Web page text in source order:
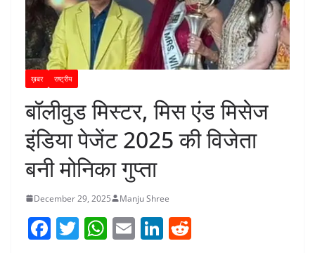
ख़बर राष्ट्रीय
बॉलीवुड मिस्टर, मिस एंड मिसेज
इंडिया पेजेंट 2025 की विजेता
बनी मोनिका गुप्ता
December 29, 2025 Manju Shree
F T W E Li